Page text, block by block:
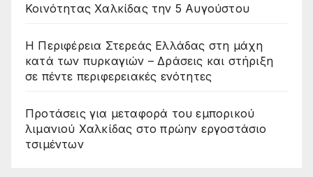
Κοινότητας Χαλκίδας την 5 Αυγούστου
Η Περιφέρεια Στερεάς Ελλάδας στη μάχη
κατά των πυρκαγιών – Δράσεις και στήριξη
σε πέντε περιφερειακές ενότητες
Προτάσεις για μεταφορά του εμπορικού
λιμανιού Χαλκίδας στο πρώην εργοστάσιο
τσιμέντων